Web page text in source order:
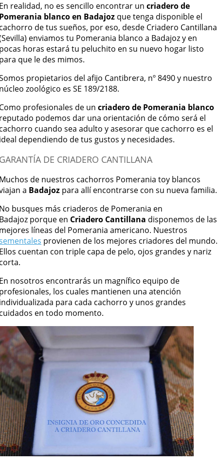
realidad, no es sencillo encontrar un criadero de
blanco en Badajoz que tenga disponible el
de tus sueños, por eso, desde Criadero Cantillana
enviamos tu Pomerania blanco a Badajoz y en
horas estará tu peluchito en su nuevo hogar listo
que le des mimos.
propietarios del afijo Cantibrera, nº 8490 y nuestro
zoológico es SE 189/2188.
profesionales de un criadero de Pomerania blanco
podemos dar una orientación de cómo será el
cuando sea adulto y asesorar que cachorro es el
dependiendo de tus gustos y necesidades.
DE CRIADERO CANTILLANA
de nuestros cachorros Pomerania toy blancos
a Badajoz para allí encontrarse con su nueva familia.
busques más criaderos de Pomerania en
porque en Criadero Cantillana disponemos de las
líneas del Pomerania americano. Nuestros
provienen de los mejores criadores del mundo.
cuentan con triple capa de pelo, ojos grandes y nariz
nosotros encontrarás un magnífico equipo de
los cuales mantienen una atención
para cada cachorro y unos grandes
en todo momento.